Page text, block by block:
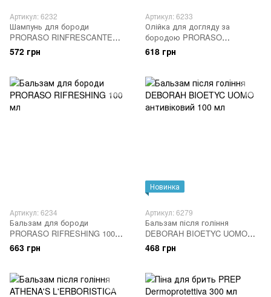
Артикул: 6232
Шампунь для бороди
PRORASO RINFRESCANTE
освіжаючий 200 мл
572 грн
Артикул: 6233
Олійка для догляду за
бородою PRORASO
REFRESHING 30 мл
618 грн
Артикул: 6234
Бальзам для бороди
PRORASO RIFRESHING 100
мл
663 грн
Новинка
Артикул: 6279
Бальзам після гоління
DEBORAH BIOETYC UOMO
антивіковий 100 мл
468 грн